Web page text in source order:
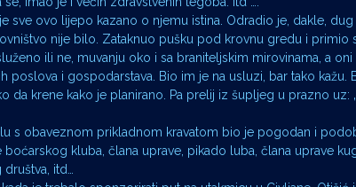
sve ovo lijepo kazano o njemu istina. Odradio je, dakle,
nije bilo. Zataknuo pušku pod krovnu gredu i primio
ili ne, muvanju oko i sa braniteljskim mirovinama, a
i gospodarstava. Bio im je na usluzi, bar tako kažu.
krene kako je planirano. Pa prelij iz šupljeg u prazno uz:
s obaveznom prikladnom kravatom bio je pogodan i
kluba, člana uprave, pikado luba, člana uprave
itd…